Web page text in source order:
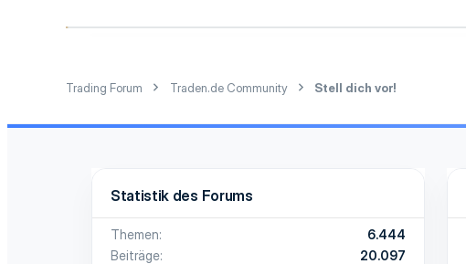
Trading Forum Traden.de Community Stell dich vor!
Statistik des Forums
Themen
6.444
Beiträge
20.097